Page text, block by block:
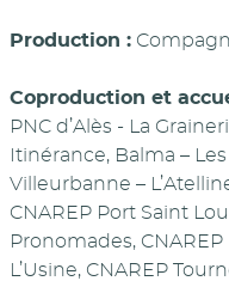
Production :
Coproduction et
PNC d’Alès - La
Itinérance, Balma –
Villeurbanne –
CNAREP Port Saint
Pronomades,
L’Usine, CNAREP